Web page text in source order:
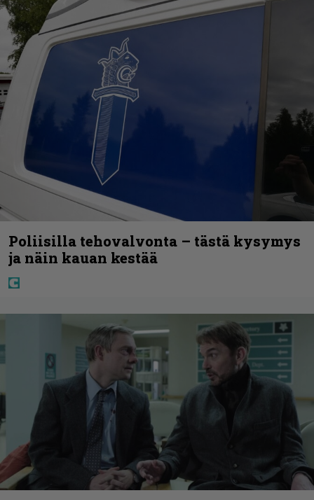
Poliisilla tehovalvonta – tästä kysymys
ja näin kauan kestää